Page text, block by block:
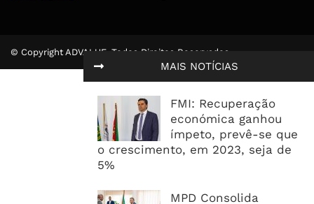
MAIS NOTÍCIAS
FMI: Recuperação
económica ganhou
ímpeto, prevê-se que
o crescimento, em 2023, seja de
5%
MPD Consolida
© Copyright ADVALUE. Todos Direitos Reservados.